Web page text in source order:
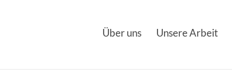
Über uns Unsere Arbeit